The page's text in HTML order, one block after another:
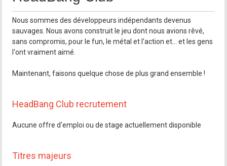
Nous sommes des développeurs indépendants devenus
sauvages. Nous avons construit le jeu dont nous avions rêvé,
sans compromis, pour le fun, le métal et l'action et... et les gens
l'ont vraiment aimé.
Maintenant, faisons quelque chose de plus grand ensemble !
HeadBang Club recrutement
Aucune offre d'emploi ou de stage actuellement disponible
Titres majeurs